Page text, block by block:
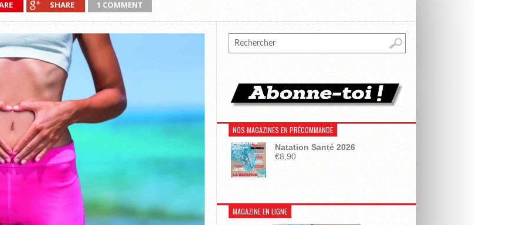
SHARE 1 COMMENT
NOS MAGAZINES EN PRÉCOMMANDE
Natation Santé 2026
€8,90
MAGAZINE EN LIGNE